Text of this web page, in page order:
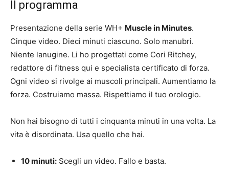
Il programma
Presentazione della serie WH+ Muscle in Minutes.
Cinque video. Dieci minuti ciascuno. Solo manubri.
Niente lanugine. Li ho progettati come Cori Ritchey,
redattore di fitness qui e specialista certificato di forza.
Ogni video si rivolge ai muscoli principali. Aumentiamo la
forza. Costruiamo massa. Rispettiamo il tuo orologio.
Non hai bisogno di tutti i cinquanta minuti in una volta. La
vita è disordinata. Usa quello che hai.
10 minuti: Scegli un video. Fallo e basta.